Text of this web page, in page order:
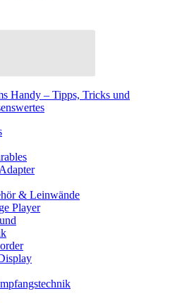
Handy – Tipps, Tricks und
& Leinwände
Player